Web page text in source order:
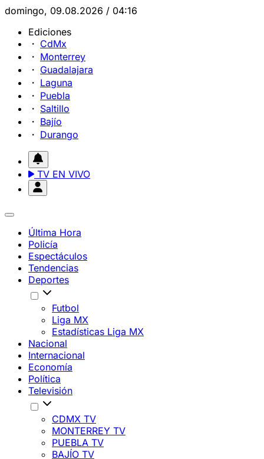
domingo, 09.08.2026 / 04:16
Ediciones
CdMx
Monterrey
Guadalajara
Laguna
Puebla
Saltillo
Bajío
Durango
TV EN VIVO
Última Hora
Policía
Espectáculos
Tendencias
Deportes
Futbol
Liga MX
Estadísticas Liga MX
Nacional
Internacional
Economía
Política
Televisión
CDMX TV
MONTERREY TV
PUEBLA TV
BAJÍO TV